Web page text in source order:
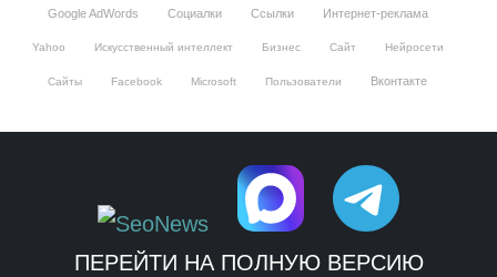
Google AdWords Социалки Ссылки Интернет-реклама
Yahoo Искусственный интеллект Бизнес Сайт Нейросети
Сайты Facebook Microsoft Пользователи Вконтакте
ПЕРЕЙТИ НА ПОЛНУЮ ВЕРСИЮ